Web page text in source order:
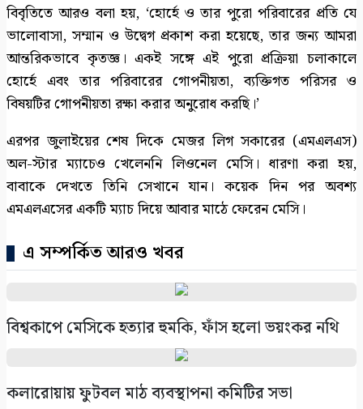
বিবৃতিতে আরও বলা হয়, ‘হোর্হে ও তার পুরো পরিবারের প্রতি যে
ভালোবাসা, সম্মান ও উদ্বেগ প্রকাশ করা হয়েছে, তার জন্য আমরা
আন্তরিকভাবে কৃতজ্ঞ। একই সঙ্গে এই পুরো প্রক্রিয়া চলাকালে
হোর্হে এবং তার পরিবারের গোপনীয়তা, ব্যক্তিগত পরিসর ও
বিষয়টির গোপনীয়তা রক্ষা করার অনুরোধ করছি।’
এরপর জুলাইয়ের শেষ দিকে মেজর লিগ সকারের (এমএলএস)
অল-স্টার ম্যাচেও খেলেননি লিওনেল মেসি। ধারণা করা হয়,
বাবাকে দেখতে তিনি সেখানে যান। কয়েক দিন পর অবশ্য
এমএলএসের একটি ম্যাচ দিয়ে আবার মাঠে ফেরেন মেসি।
এ সম্পর্কিত আরও খবর
বিশ্বকাপে মেসিকে হত্যার হুমকি, ফাঁস হলো ভয়ংকর নথি
কলারোয়ায় ফুটবল মাঠ ব্যবস্থাপনা কমিটির সভা